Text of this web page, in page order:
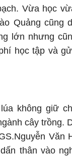
Vừa học
Quảng cũng
lớn nhưng
học tập và
không giữ
cây trồng.
Văn
thân vào